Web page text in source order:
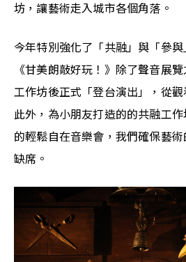
坊，讓藝術走入城市各個角落。
今年特別強化了「共融」與「參
《甘美朗敲好玩！》除了聲音展
工作坊後正式「登台演出」，從觀
此外，為小朋友打造的的共融工
的輕鬆自在音樂會，我們確保藝
缺席。